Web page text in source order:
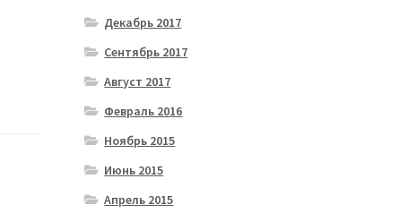
Декабрь 2017
Сентябрь 2017
Август 2017
Февраль 2016
Ноябрь 2015
Июнь 2015
Апрель 2015